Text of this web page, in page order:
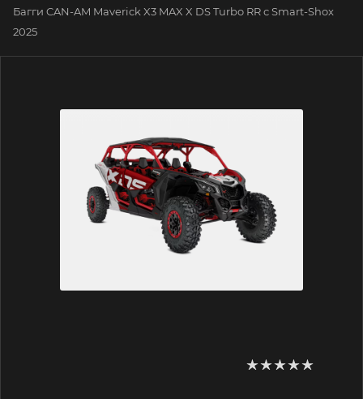
Багги CAN-AM Maverick X3 MAX X DS Turbo RR с Smart-Shox
2025